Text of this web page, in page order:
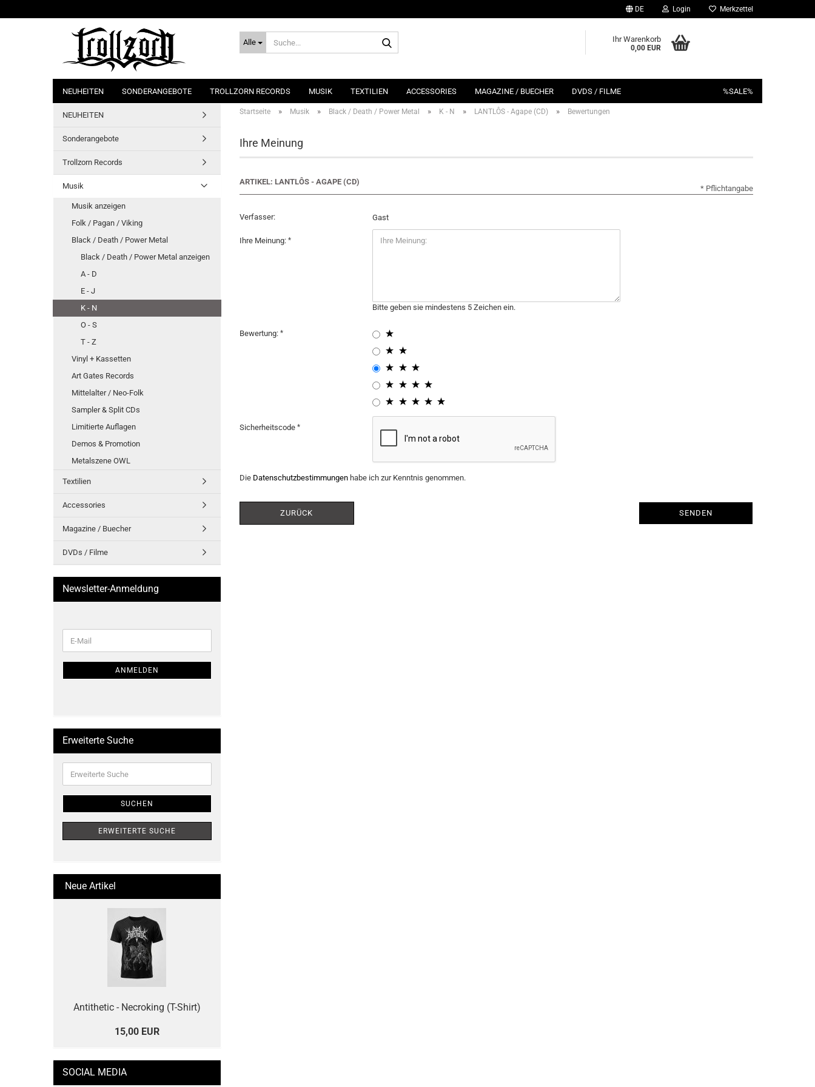
DE Login Merkzettel
Alle Ihr Warenkorb
0,00 EUR
NEUHEITEN SONDERANGEBOTE TROLLZORN RECORDS MUSIK TEXTILIEN ACCESSORIES MAGAZINE / BUECHER DVDS / FILME %SALE%
Startseite » Musik » Black / Death / Power Metal » K - N » LANTLÔS - Agape (CD) » Bewertungen
Ihre Meinung
ARTIKEL: LANTLÔS - AGAPE (CD)
Verfasser: Gast
Ihre Meinung:
Bitte geben sie mindestens 5 Zeichen ein.
Bewertung:
Sicherheitscode
Die Datenschutzbestimmungenhabe ich zur Kenntnis genommen.
ZURÜCK SENDEN
* Pflichtangabe
NEUHEITEN
Sonderangebote
Trollzorn Records
Musik
Musik anzeigen
Folk / Pagan / Viking
Black / Death / Power Metal
Black / Death / Power Metal anzeigen
A - D
E - J
K - N
O - S
T - Z
Vinyl + Kassetten
Art Gates Records
Mittelalter / Neo-Folk
Sampler & Split CDs
Limitierte Auflagen
Demos & Promotion
Metalszene OWL
Textilien
Accessories
Magazine / Buecher
DVDs / Filme
Newsletter-Anmeldung
ZUR
E-
Mail
ANMELDEN
Erweiterte Suche
Suche
SUCHEN
ERWEITERTE SUCHE
Neue Artikel
Antithetic - Necroking (T-Shirt)
15,00 EUR
SOCIAL MEDIA